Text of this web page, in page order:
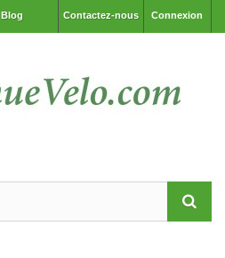
Connexion
Contactez-nous
Blog